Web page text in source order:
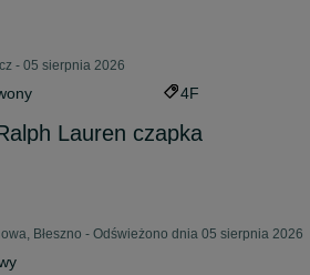
- 05 sierpnia 2026
4F
Lauren czapka
Błeszno - Odświeżono dnia 05 sierpnia 2026